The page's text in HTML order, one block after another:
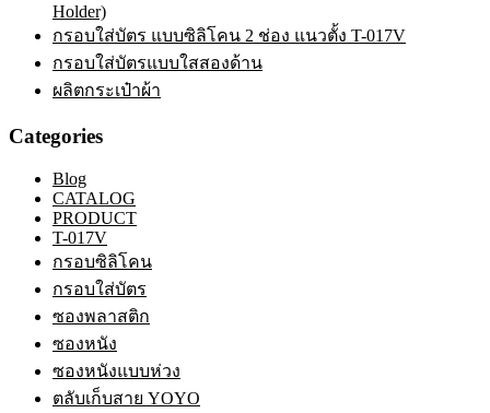
Holder)
กรอบใส่บัตร แบบซิลิโคน 2 ช่อง แนวตั้ง T-017V
กรอบใส่บัตรแบบใสสองด้าน
ผลิตกระเป๋าผ้า
Categories
Blog
CATALOG
PRODUCT
T-017V
กรอบซิลิโคน
กรอบใส่บัตร
ซองพลาสติก
ซองหนัง
ซองหนังแบบห่วง
ตลับเก็บสาย YOYO